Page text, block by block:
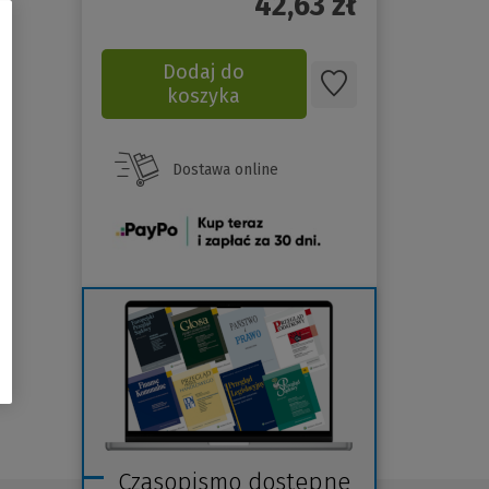
Dodaj do
koszyka
Dostawa online
(Nowe
Czasopismo dostępne